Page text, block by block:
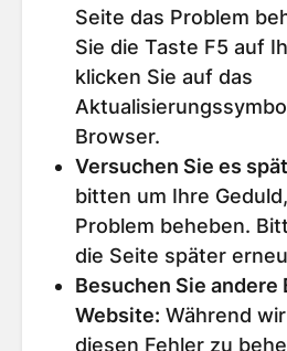
Seite das Problem
Sie die Taste F5 auf
klicken Sie auf das
Browser.
Versuchen Sie es
bitten um Ihre
Problem beheben.
die Seite später
Besuchen Sie
Website: Während
diesen Fehler zu